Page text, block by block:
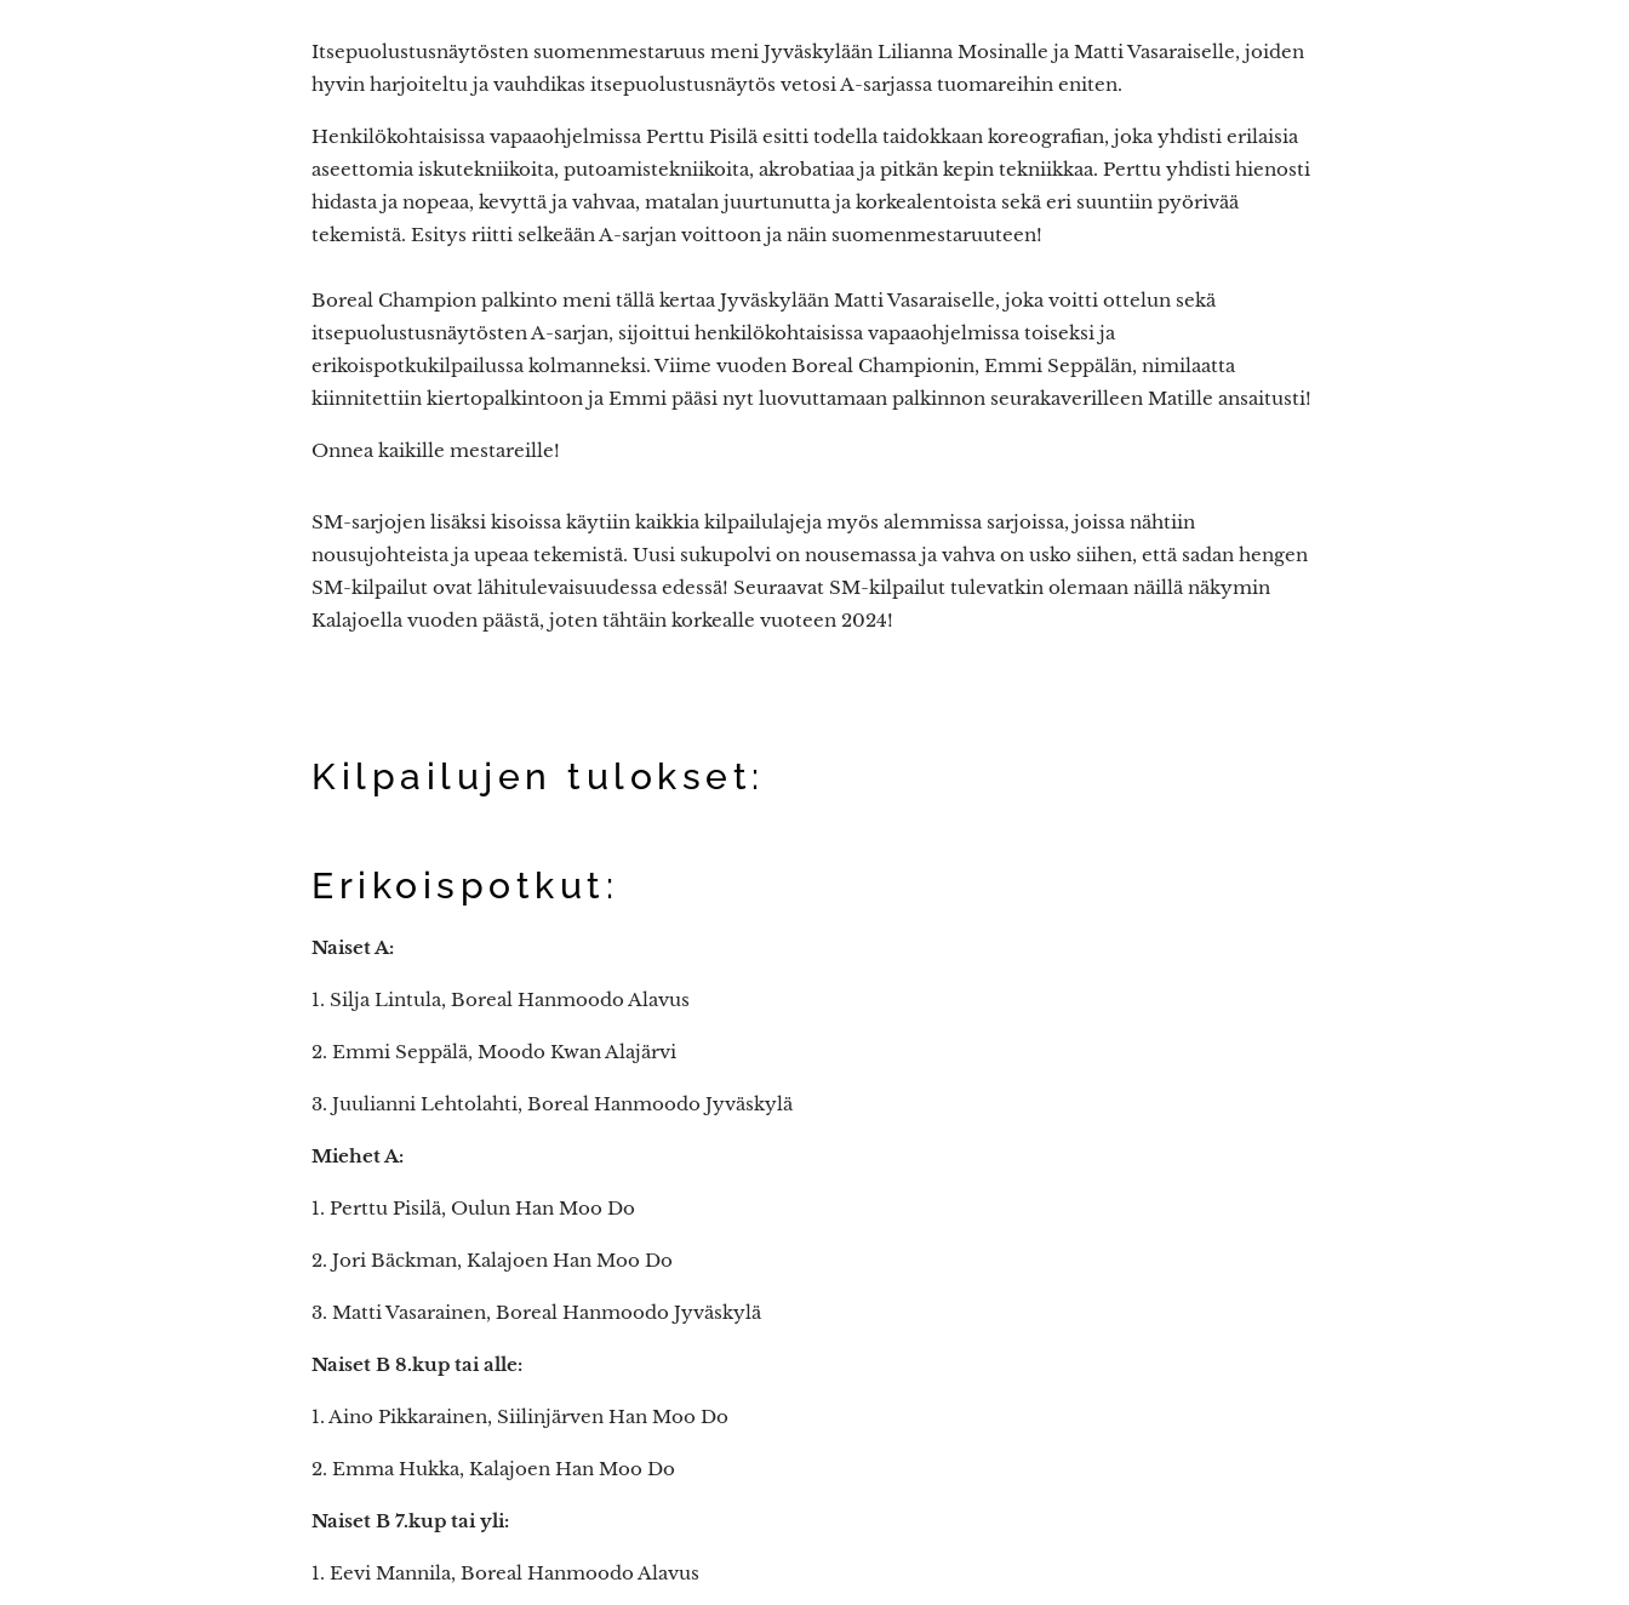
Itsepuolustusnäytösten suomenmestaruus meni Jyväskylään Lilianna Mosinalle ja Matti Vasaraiselle, joiden
hyvin harjoiteltu ja vauhdikas itsepuolustusnäytös vetosi A-sarjassa tuomareihin eniten.
Henkilökohtaisissa vapaaohjelmissa Perttu Pisilä esitti todella taidokkaan koreografian, joka yhdisti erilaisia
aseettomia iskutekniikoita, putoamistekniikoita, akrobatiaa ja pitkän kepin tekniikkaa. Perttu yhdisti hienosti
hidasta ja nopeaa, kevyttä ja vahvaa, matalan juurtunutta ja korkealentoista sekä eri suuntiin pyörivää
tekemistä. Esitys riitti selkeään A-sarjan voittoon ja näin suomenmestaruuteen!
Boreal Champion palkinto meni tällä kertaa Jyväskylään Matti Vasaraiselle, joka voitti ottelun sekä
itsepuolustusnäytösten A-sarjan, sijoittui henkilökohtaisissa vapaaohjelmissa toiseksi ja
erikoispotkukilpailussa kolmanneksi. Viime vuoden Boreal Championin, Emmi Seppälän, nimilaatta
kiinnitettiin kiertopalkintoon ja Emmi pääsi nyt luovuttamaan palkinnon seurakaverilleen Matille ansaitusti!
Onnea kaikille mestareille!
SM-sarjojen lisäksi kisoissa käytiin kaikkia kilpailulajeja myös alemmissa sarjoissa, joissa nähtiin
nousujohteista ja upeaa tekemistä. Uusi sukupolvi on nousemassa ja vahva on usko siihen, että sadan hengen
SM-kilpailut ovat lähitulevaisuudessa edessä! Seuraavat SM-kilpailut tulevatkin olemaan näillä näkymin
Kalajoella vuoden päästä, joten tähtäin korkealle vuoteen 2024!
Kilpailujen tulokset:
Erikoispotkut:
Naiset A:
1. Silja Lintula, Boreal Hanmoodo Alavus
2. Emmi Seppälä, Moodo Kwan Alajärvi
3. Juulianni Lehtolahti, Boreal Hanmoodo Jyväskylä
Miehet A:
1. Perttu Pisilä, Oulun Han Moo Do
2. Jori Bäckman, Kalajoen Han Moo Do
3. Matti Vasarainen, Boreal Hanmoodo Jyväskylä
Naiset B 8.kup tai alle:
1. Aino Pikkarainen, Siilinjärven Han Moo Do
2. Emma Hukka, Kalajoen Han Moo Do
Naiset B 7.kup tai yli:
1. Eevi Mannila, Boreal Hanmoodo Alavus